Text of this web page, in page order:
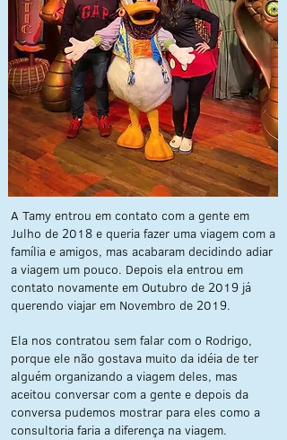
A Tamy entrou em contato com a gente em
Julho de 2018 e queria fazer uma viagem com a
família e amigos, mas acabaram decidindo adiar
a viagem um pouco. Depois ela entrou em
contato novamente em Outubro de 2019 já
querendo viajar em Novembro de 2019.
Ela nos contratou sem falar com o Rodrigo,
porque ele não gostava muito da idéia de ter
alguém organizando a viagem deles, mas
aceitou conversar com a gente e depois da
conversa pudemos mostrar para eles como a
consultoria faria a diferença na viagem.